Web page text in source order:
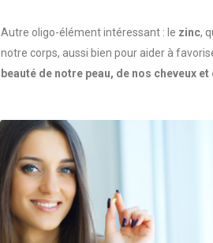
Autre oligo-élément intéressant : le zinc,
notre corps, aussi bien pour aider à
beauté de notre peau, de nos cheveux